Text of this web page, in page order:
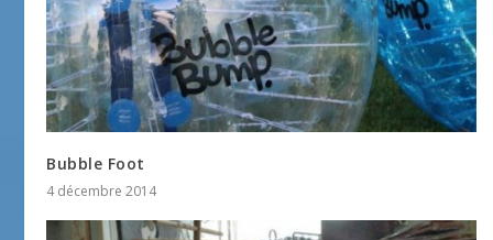
Bubble Foot
4 décembre 2014